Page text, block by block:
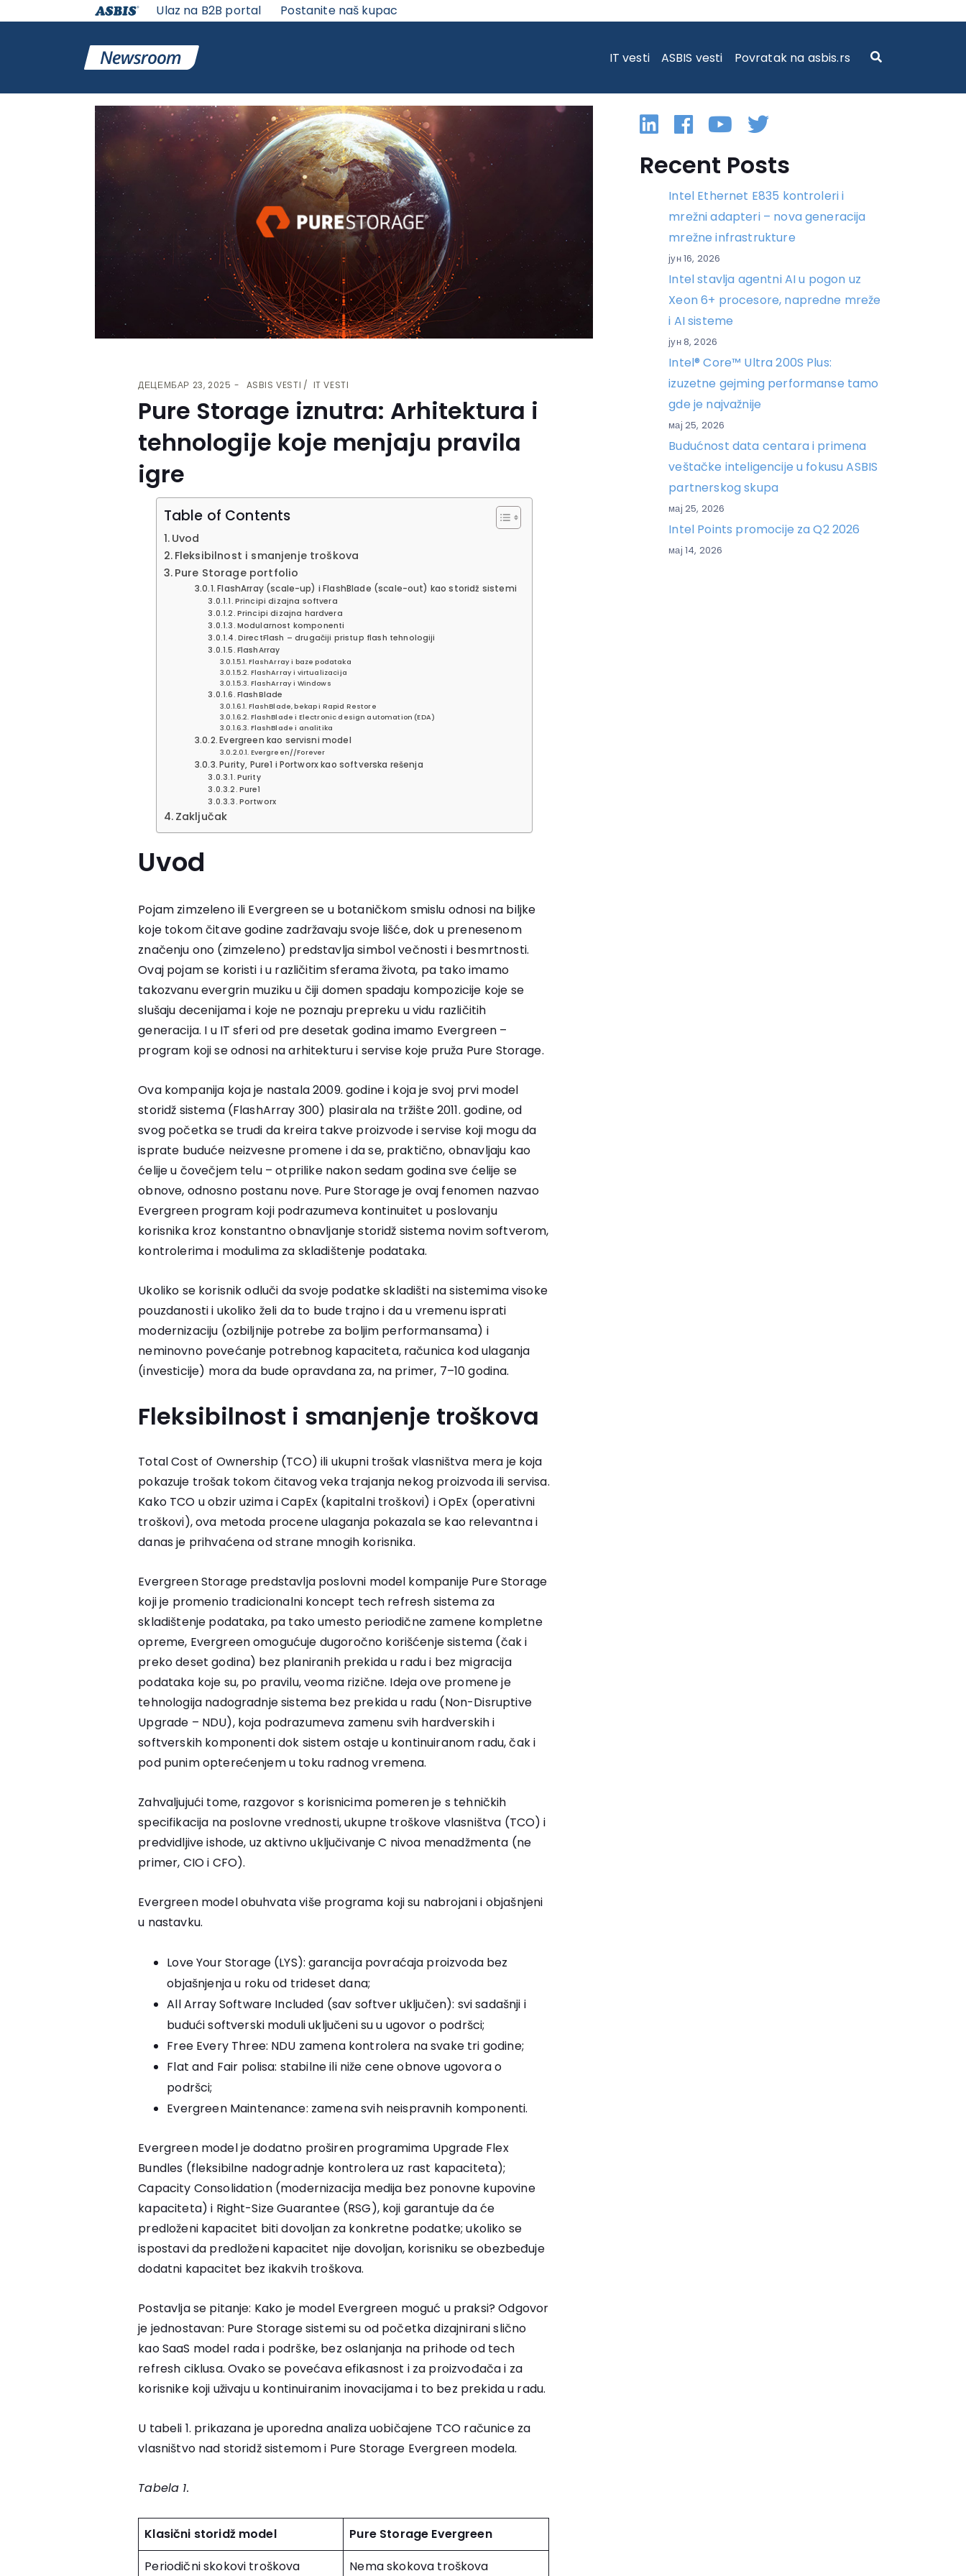
Ulaz na B2B portal Postanite naš kupac
IT vesti ASBIS vesti Povratak na asbis.rs
ДЕЦЕМБАР 23, 2025 ASBIS VESTI IT VESTI
Pure Storage iznutra: Arhitektura i
tehnologije koje menjaju pravila
igre
Table of Contents
Uvod
Fleksibilnost i smanjenje troškova
Pure Storage portfolio
FlashArray (scale-up) i FlashBlade (scale-out) kao storidž sistemi
Principi dizajna softvera
Principi dizajna hardvera
Modularnost komponenti
DirectFlash – drugačiji pristup flash tehnologiji
FlashArray
FlashArray i baze podataka
FlashArray i virtualizacija
FlashArray i Windows
FlashBlade
FlashBlade, bekap i Rapid Restore
FlashBlade i Electronic design automation (EDA)
FlashBlade i analitika
Evergreen kao servisni model
Evergreen//Forever
Purity, Pure1 i Portworx kao softverska rešenja
Purity
Pure1
Portworx
Zaključak
Uvod
Pojam zimzeleno ili Evergreen se u botaničkom smislu odnosi na biljke
koje tokom čitave godine zadržavaju svoje lišće, dok u prenesenom
značenju ono (zimzeleno) predstavlja simbol večnosti i besmrtnosti.
Ovaj pojam se koristi i u različitim sferama života, pa tako imamo
takozvanu evergrin muziku u čiji domen spadaju kompozicije koje se
slušaju decenijama i koje ne poznaju prepreku u vidu različitih
generacija. I u IT sferi od pre desetak godina imamo Evergreen –
program koji se odnosi na arhitekturu i servise koje pruža Pure Storage.
Ova kompanija koja je nastala 2009. godine i koja je svoj prvi model
storidž sistema (FlashArray 300) plasirala na tržište 2011. godine, od
svog početka se trudi da kreira takve proizvode i servise koji mogu da
isprate buduće neizvesne promene i da se, praktično, obnavljaju kao
ćelije u čovečjem telu – otprilike nakon sedam godina sve ćelije se
obnove, odnosno postanu nove. Pure Storage je ovaj fenomen nazvao
Evergreen program koji podrazumeva kontinuitet u poslovanju
korisnika kroz konstantno obnavljanje storidž sistema novim softverom,
kontrolerima i modulima za skladištenje podataka.
Ukoliko se korisnik odluči da svoje podatke skladišti na sistemima visoke
pouzdanosti i ukoliko želi da to bude trajno i da u vremenu isprati
modernizaciju (ozbiljnije potrebe za boljim performansama) i
neminovno povećanje potrebnog kapaciteta, računica kod ulaganja
(investicije) mora da bude opravdana za, na primer, 7–10 godina.
Fleksibilnost i smanjenje troškova
Total Cost of Ownership (TCO) ili ukupni trošak vlasništva mera je koja
pokazuje trošak tokom čitavog veka trajanja nekog proizvoda ili servisa.
Kako TCO u obzir uzima i CapEx (kapitalni troškovi) i OpEx (operativni
troškovi), ova metoda procene ulaganja pokazala se kao relevantna i
danas je prihvaćena od strane mnogih korisnika.
Evergreen Storage predstavlja poslovni model kompanije Pure Storage
koji je promenio tradicionalni koncept tech refresh sistema za
skladištenje podataka, pa tako umesto periodične zamene kompletne
opreme, Evergreen omogućuje dugoročno korišćenje sistema (čak i
preko deset godina) bez planiranih prekida u radu i bez migracija
podataka koje su, po pravilu, veoma rizične. Ideja ove promene je
tehnologija nadogradnje sistema bez prekida u radu (Non-Disruptive
Upgrade – NDU), koja podrazumeva zamenu svih hardverskih i
softverskih komponenti dok sistem ostaje u kontinuiranom radu, čak i
pod punim opterećenjem u toku radnog vremena.
Zahvaljujući tome, razgovor s korisnicima pomeren je s tehničkih
specifikacija na poslovne vrednosti, ukupne troškove vlasništva (TCO) i
predvidljive ishode, uz aktivno uključivanje C nivoa menadžmenta (ne
primer, CIO i CFO).
Evergreen model obuhvata više programa koji su nabrojani i objašnjeni
u nastavku.
Love Your Storage (LYS): garancija povraćaja proizvoda bez
objašnjenja u roku od trideset dana;
All Array Software Included (sav softver uključen): svi sadašnji i
budući softverski moduli uključeni su u ugovor o podršci;
Free Every Three: NDU zamena kontrolera na svake tri godine;
Flat and Fair polisa: stabilne ili niže cene obnove ugovora o
podršci;
Evergreen Maintenance: zamena svih neispravnih komponenti.
Evergreen model je dodatno proširen programima Upgrade Flex
Bundles (fleksibilne nadogradnje kontrolera uz rast kapaciteta);
Capacity Consolidation (modernizacija medija bez ponovne kupovine
kapaciteta) i Right-Size Guarantee (RSG), koji garantuje da će
predloženi kapacitet biti dovoljan za konkretne podatke; ukoliko se
ispostavi da predloženi kapacitet nije dovoljan, korisniku se obezbeđuje
dodatni kapacitet bez ikakvih troškova.
Postavlja se pitanje: Kako je model Evergreen moguć u praksi? Odgovor
je jednostavan: Pure Storage sistemi su od početka dizajnirani slično
kao SaaS model rada i podrške, bez oslanjanja na prihode od tech
refresh ciklusa. Ovako se povećava efikasnost i za proizvođača i za
korisnike koji uživaju u kontinuiranim inovacijama i to bez prekida u radu.
U tabeli 1. prikazana je uporedna analiza uobičajene TCO računice za
vlasništvo nad storidž sistemomi Pure Storage Evergreen modela.
Tabela 1.
Klasični storidž model
Pure Storage Evergreen
Periodični skokovi troškova
Nema skokova troškova
Linkedin
Facebook
YouTube
Twitter
Recent Posts
Intel Ethernet E835 kontroleri i
mrežni adapteri – nova generacija
mrežne infrastrukture
јун 16, 2026
Intel stavlja agentni AI u pogon uz
Xeon 6+ procesore, napredne mreže
i AI sisteme
јун 8, 2026
Intel® Core™ Ultra 200S Plus:
izuzetne gejming performanse tamo
gde je najvažnije
мај 25, 2026
Budućnost data centara i primena
veštačke inteligencije u fokusu ASBIS
partnerskog skupa
мај 25, 2026
Intel Points promocije za Q2 2026
мај 14, 2026